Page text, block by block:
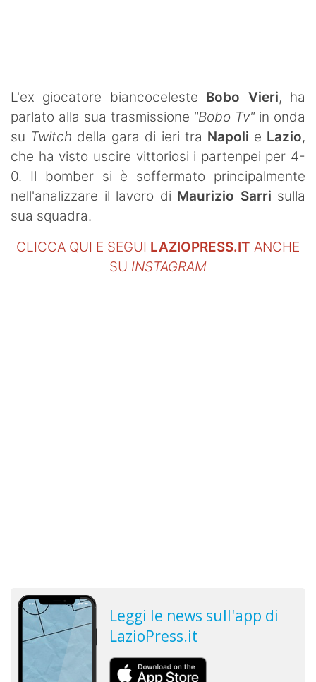
L'ex giocatore biancoceleste Bobo Vieri, ha
parlato alla sua trasmissione "Bobo Tv" in onda
su Twitch della gara di ieri tra Napoli e Lazio,
che ha visto uscire vittoriosi i partenpei per 4-
0. Il bomber si è soffermato principalmente
nell'analizzare il lavoro di Maurizio Sarri sulla
sua squadra.
CLICCA QUI E SEGUI LAZIOPRESS.IT ANCHE
SU INSTAGRAM